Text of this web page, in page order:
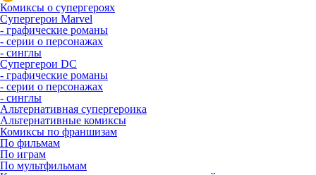
Комиксы о супергероях
Супергерои Marvel
- графические романы
- серии о персонажах
- синглы
Супергерои DC
- графические романы
- серии о персонажах
- синглы
Альтернативная супергероика
Альтернативные комиксы
Комиксы по франшизам
По фильмам
По играм
По мультфильмам